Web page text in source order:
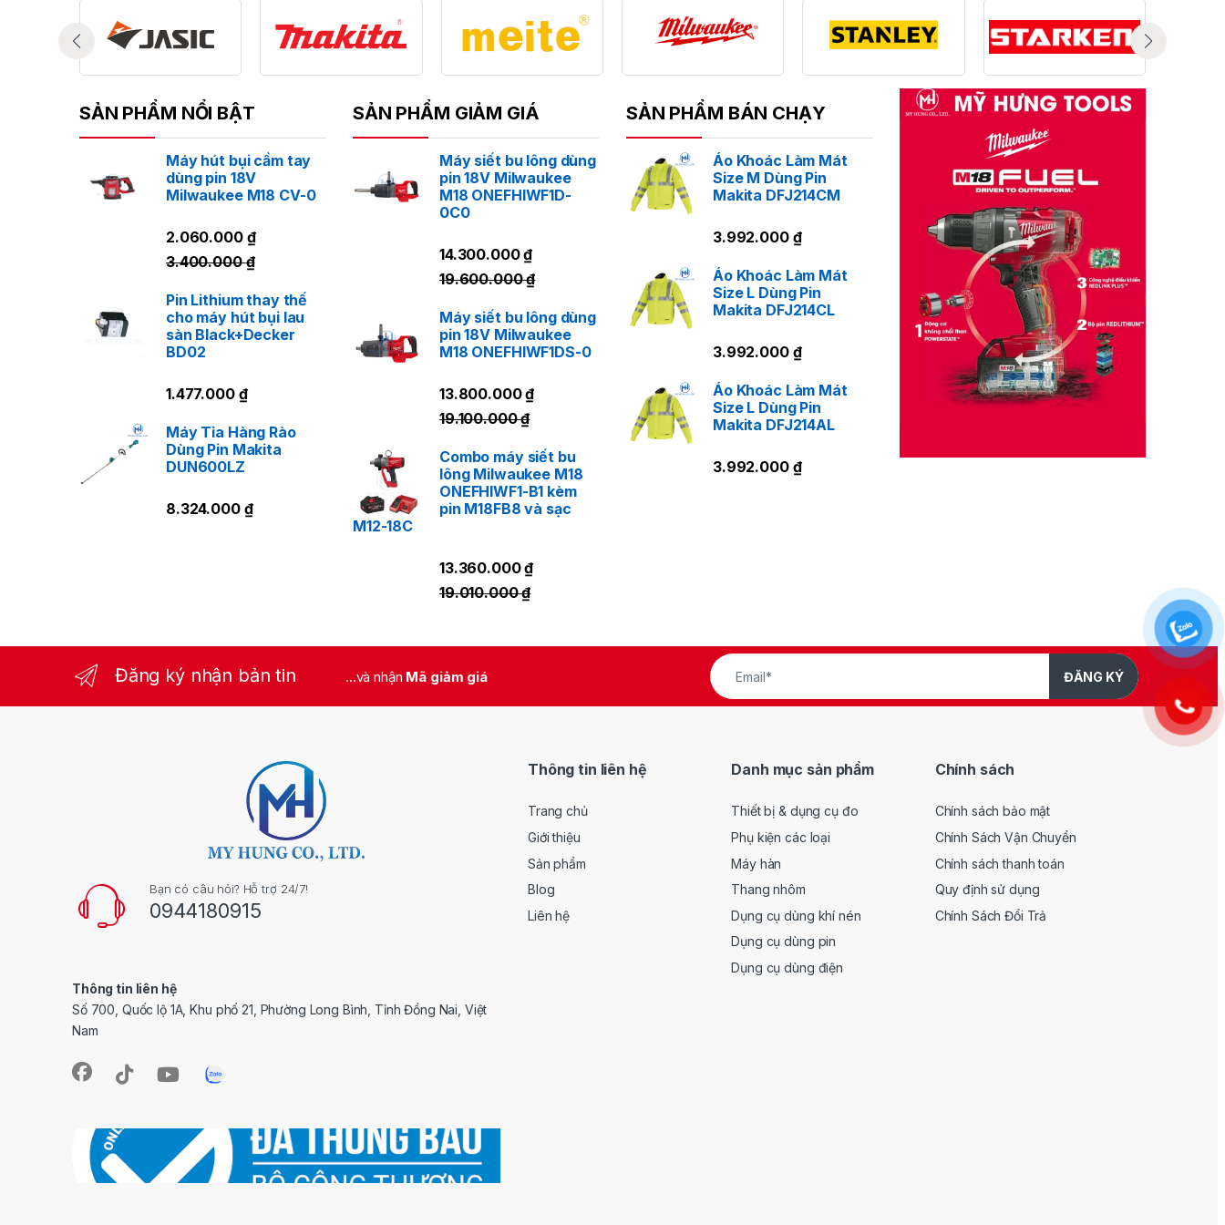
máy khoan, máy cắt, máy mài và máy cưa. Toàn bộ sản phẩm được sản xuất theo công nghệ tiên
tiến của Nhật Bản, đảm bảo độ bền, độ chính xác và hiệu suất vượt trội. Với tiêu chuẩn châu Âu và
chính sách bảo hành uy tín, Makita luôn là lựa chọn hàng đầu cho thợ chuyên nghiệp và người
SẢN PHẨM NỔI BẬT
Máy hút bụi cầm tay
dùng pin 18V
Milwaukee M18 CV-0
2.060.000 ₫
3.400.000₫
Pin Lithium thay thế
cho máy hút bụi lau
sàn Black+Decker
BD02
1.477.000 ₫
Máy Tỉa Hàng Rào
Dùng Pin Makita
DUN600LZ
8.324.000 ₫
SẢN PHẨM GIẢM GIÁ
Máy siết bu lông dùng
pin 18V Milwaukee
M18 ONEFHIWF1D-
0C0
14.300.000₫
19.600.000₫
Máy siết bu lông dùng
pin 18V Milwaukee
M18 ONEFHIWF1DS-0
13.800.000₫
19.100.000₫
Combo máy siết bu
lông Milwaukee M18
ONEFHIWF1-B1 kèm
pin M18FB8 và sạc
M12-18C
13.360.000₫
19.010.000₫
SẢN PHẨM BÁN CHẠY
Áo Khoác Làm Mát
Size M Dùng Pin
Makita DFJ214CM
3.992.000 ₫
Áo Khoác Làm Mát
Size L Dùng Pin
Makita DFJ214CL
3.992.000 ₫
Áo Khoác Làm Mát
Size L Dùng Pin
Makita DFJ214AL
3.992.000 ₫
Đăng ký nhận bản tin ...và nhận Mã giảm giá ĐĂNG KÝ
Bạn có câu hỏi? Hỗ trợ 24/7!
0944180915
Thông tin liên hệ
Số 700, Quốc lộ 1A, Khu phố 21, Phường Long Bình, Tỉnh Đồng Nai, Việt
Nam
Thông tin liên hệ
Trang chủ
Giới thiệu
Sản phẩm
Blog
Liên hệ
Danh mục sản phẩm
Thiết bị & dụng cụ đo
Phụ kiện các loại
Máy hàn
Thang nhôm
Dụng cụ dùng khí nén
Dụng cụ dùng pin
Dụng cụ dùng điện
Chính sách
Chính sách bảo mật
Chính Sách Vận Chuyển
Chính sách thanh toán
Quy định sử dụng
Chính Sách Đổi Trả